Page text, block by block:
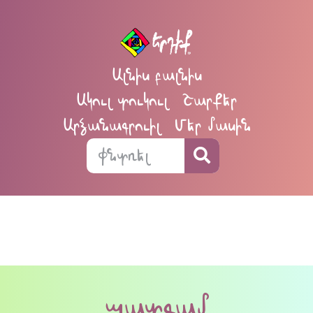
Ալնիս բալնիս
Ակուլ տուկուլ
Շարքեր
Արձանագրուիլ
Մեր մասին